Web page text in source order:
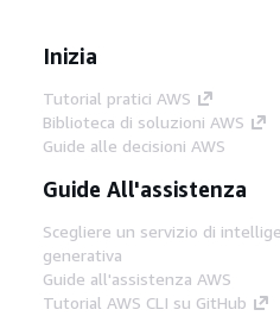
Inizia
Tutorial pratici AWS
Biblioteca di soluzioni AWS
Guide alle decisioni AWS
Guide All'assistenza
Scegliere un servizio di
generativa
Guide all'assistenza AWS
Tutorial AWS CLI su GitHub